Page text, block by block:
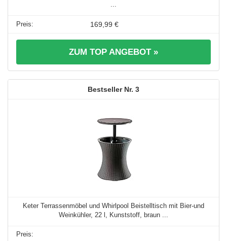
...
169,99 €
ZUM TOP ANGEBOT »
3
Keter Terrassenmöbel und Whirlpool Beistelltisch mit Bier-und
Weinkühler, 22 l, Kunststoff, braun ...